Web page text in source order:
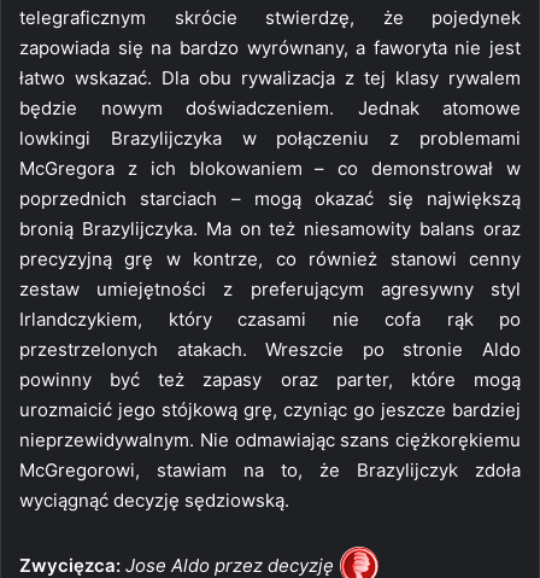
telegraficznym skrócie stwierdzę, że pojedynek
zapowiada się na bardzo wyrównany, a faworyta nie jest
łatwo wskazać. Dla obu rywalizacja z tej klasy rywalem
będzie nowym doświadczeniem. Jednak atomowe
lowkingi Brazylijczyka w połączeniu z problemami
McGregora z ich blokowaniem – co demonstrował w
poprzednich starciach – mogą okazać się największą
bronią Brazylijczyka. Ma on też niesamowity balans oraz
precyzyjną grę w kontrze, co również stanowi cenny
zestaw umiejętności z preferującym agresywny styl
Irlandczykiem, który czasami nie cofa rąk po
przestrzelonych atakach. Wreszcie po stronie Aldo
powinny być też zapasy oraz parter, które mogą
urozmaicić jego stójkową grę, czyniąc go jeszcze bardziej
nieprzewidywalnym. Nie odmawiając szans ciężkorękiemu
McGregorowi, stawiam na to, że Brazylijczyk zdoła
wyciągnąć decyzję sędziowską.
Zwycięzca: Jose Aldo przez decyzję